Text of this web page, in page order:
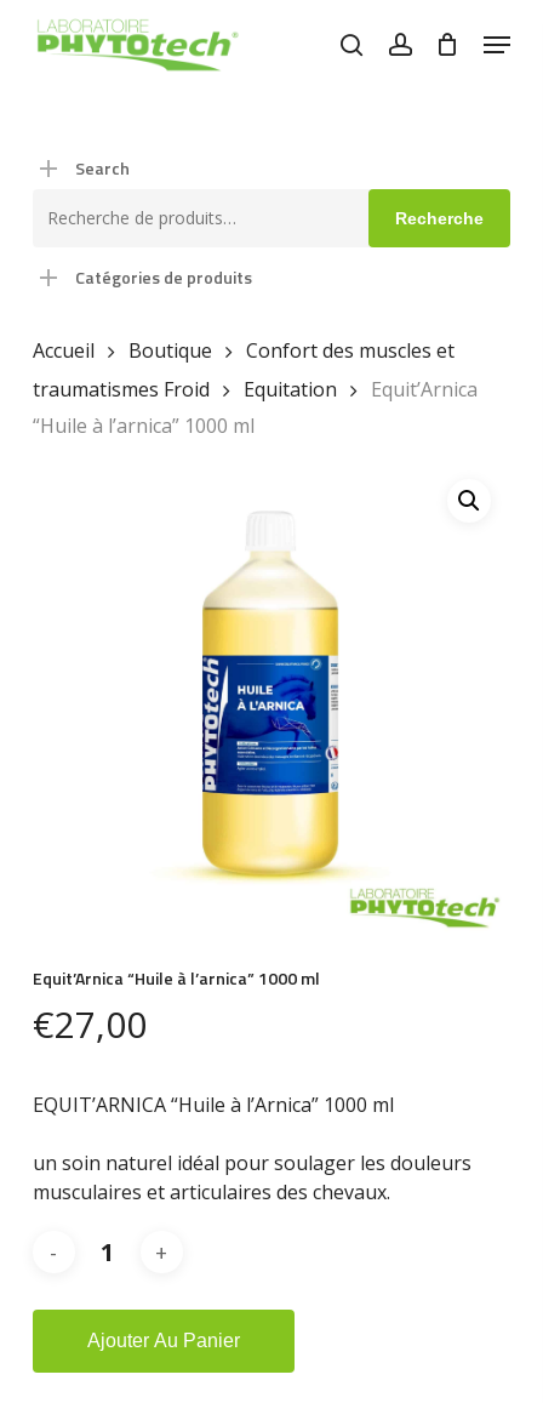
searchaccount
Menu
Search
pour :
Recherche
Catégories de produits
Accueil Boutique
Confort des muscles et
traumatismes Froid
Equitation
Equit’Arnica
“Huile à l’arnica” 1000 ml
Equit’Arnica “Huile à l’arnica” 1000 ml
€27,00
EQUIT’ARNICA “Huile à l’Arnica” 1000 ml
un soin naturel idéal pour soulager les douleurs
musculaires et articulaires des chevaux.
Ajouter Au Panier